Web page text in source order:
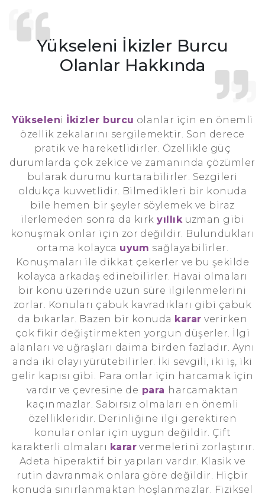
Yükseleni İkizler Burcu
Olanlar Hakkında
Yükseleni İkizler burcu olanlar için en önemli
özellik zekalarını sergilemektir. Son derece
pratik ve hareketlidirler. Özellikle güç
durumlarda çok zekice ve zamanında çözümler
bularak durumu kurtarabilirler. Sezgileri
oldukça kuvvetlidir. Bilmedikleri bir konuda
bile hemen bir şeyler söylemek ve biraz
ilerlemeden sonra da kırkyıllıkuzman gibi
konuşmak onlar için zor değildir. Bulundukları
ortama kolayca uyum sağlayabilirler.
Konuşmaları ile dikkat çekerler ve bu şekilde
kolayca arkadaş edinebilirler. Havai olmaları
bir konu üzerinde uzun süre ilgilenmelerini
zorlar. Konuları çabuk kavradıkları gibi çabuk
da bıkarlar. Bazen bir konuda karar verirken
çok fikir değiştirmekten yorgun düşerler. İlgi
alanları ve uğraşları daima birden fazladır. Aynı
anda iki olayı yürütebilirler. İki sevgili, iki iş, iki
gelir kapısı gibi. Para onlar için harcamak için
vardır ve çevresine de para harcamaktan
kaçınmazlar. Sabırsız olmaları en önemli
özellikleridir. Derinliğine ilgi gerektiren
konular onlar için uygun değildir. Çift
karakterli olmaları karar vermelerini zorlaştırır.
Adeta hiperaktif bir yapıları vardır. Klasik ve
rutin davranmak onlara göre değildir. Hiçbir
konuda sınırlanmaktan hoşlanmazlar. Fiziksel